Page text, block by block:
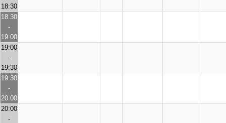
18:30
18:30
-
19:00
19:00
-
19:30
19:30
-
20:00
20:00
-